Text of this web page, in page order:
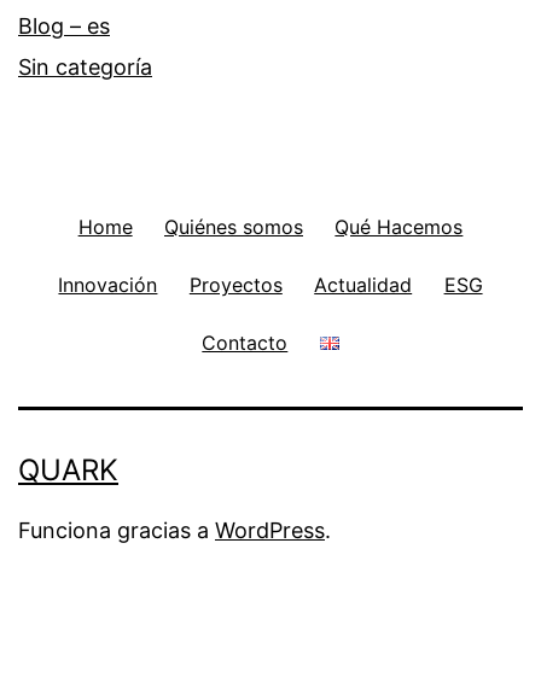
Blog – es
Sin categoría
Home Quiénes somos Qué Hacemos
Innovación Proyectos Actualidad ESG
Contacto
QUARK
Funciona gracias a WordPress.